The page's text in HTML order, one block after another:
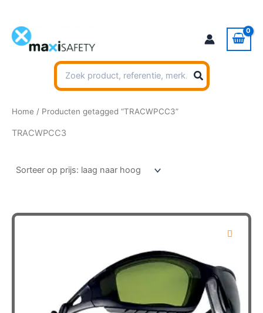
inhoud
Zoeken
naar:
Home / Producten getagged “TRACWPCC3”
TRACWPCC3